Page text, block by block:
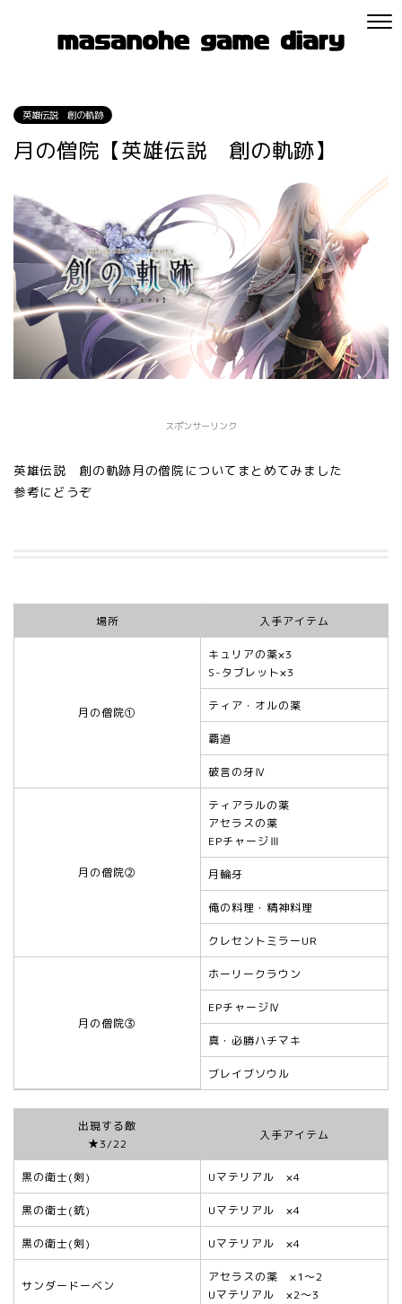
英雄伝説 創の軌跡
月の僧院【英雄伝説 創の軌跡】
スポンサーリンク
英雄伝説 創の軌跡月の僧院についてまとめてみました
参考にどうぞ
場所 入手アイテム
月の僧院①
キュリアの薬×3
S-タブレット×3
ティア・オルの薬
覇道
破言の牙Ⅳ
月の僧院②
ティアラルの薬
アセラスの薬
EPチャージⅢ
月輪牙
俺の料理・精神料理
クレセントミラーUR
月の僧院③
ホーリークラウン
EPチャージⅣ
真・必勝ハチマキ
ブレイブソウル
出現する敵
★3/22
入手アイテム
黒の衛士(剣) Uマテリアル ×4
黒の衛士(銃) Uマテリアル ×4
黒の衛士(剣) Uマテリアル ×4
サンダードーベン
アセラスの薬 ×1～2
Uマテリアル ×2～3